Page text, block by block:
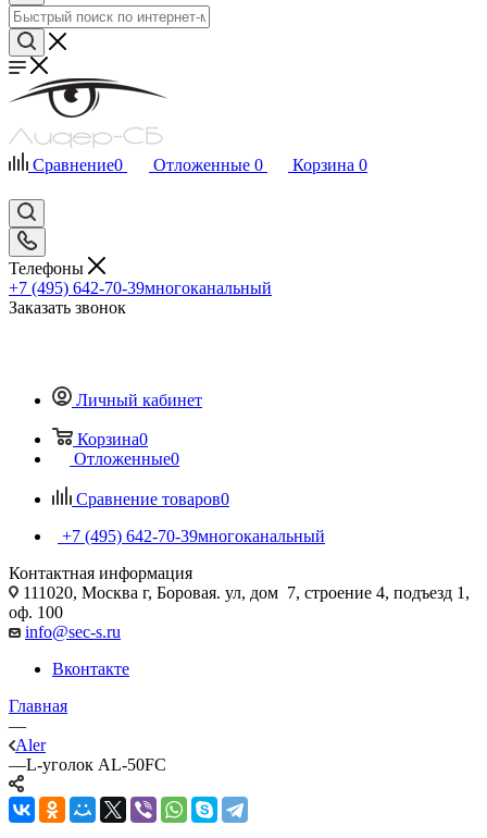
Сравнение0 Отложенные 0 Корзина 0
Телефоны
+7 (495) 642-70-39многоканальный
Заказать звонок
Личный кабинет
Корзина0
Отложенные0
Сравнение товаров0
+7 (495) 642-70-39многоканальный
Контактная информация
111020, Москва г, Боровая. ул, дом 7, строение 4, подъезд 1,
оф. 100
info@sec-s.ru
Вконтакте
Главная
—
Aler
—L-уголок AL-50FC